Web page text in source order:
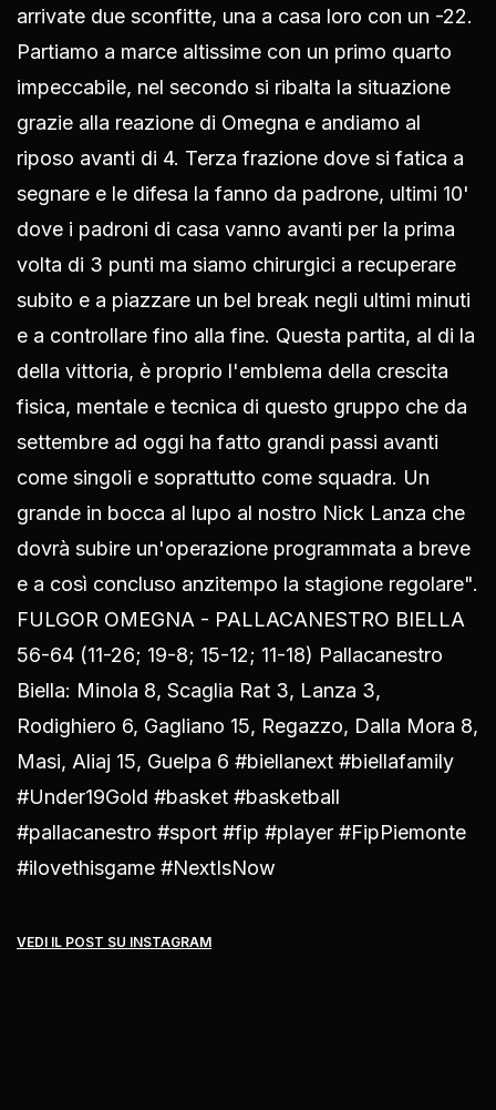
arrivate due sconfitte, una a casa loro con un -22.
Partiamo a marce altissime con un primo quarto
impeccabile, nel secondo si ribalta la situazione
grazie alla reazione di Omegna e andiamo al
riposo avanti di 4. Terza frazione dove si fatica a
segnare e le difesa la fanno da padrone, ultimi 10'
dove i padroni di casa vanno avanti per la prima
volta di 3 punti ma siamo chirurgici a recuperare
subito e a piazzare un bel break negli ultimi minuti
e a controllare fino alla fine. Questa partita, al di la
della vittoria, è proprio l'emblema della crescita
fisica, mentale e tecnica di questo gruppo che da
settembre ad oggi ha fatto grandi passi avanti
come singoli e soprattutto come squadra. Un
grande in bocca al lupo al nostro Nick Lanza che
dovrà subire un'operazione programmata a breve
e a così concluso anzitempo la stagione regolare".
FULGOR OMEGNA - PALLACANESTRO BIELLA
56-64 (11-26; 19-8; 15-12; 11-18) Pallacanestro
Biella: Minola 8, Scaglia Rat 3, Lanza 3,
Rodighiero 6, Gagliano 15, Regazzo, Dalla Mora 8,
Masi, Aliaj 15, Guelpa 6 #biellanext #biellafamily
#Under19Gold #basket #basketball
#pallacanestro #sport #fip #player #FipPiemonte
#ilovethisgame #NextIsNow
VEDI IL POST SU INSTAGRAM